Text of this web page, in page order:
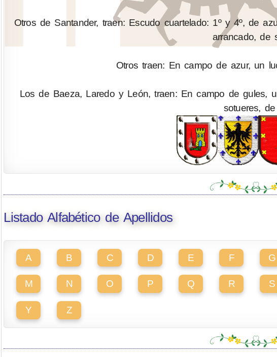
Otros de Santander, traen: Escudo cuartelado: 1º y 4º, de
arrancado, de
Otros traen: En campo de azur, un
Los de Baeza, Laredo y León, traen: En campo de gules,
sotueres,
Listado Alfabético de Apellidos
A B C D E F G
M N O P Q R S
Y Z